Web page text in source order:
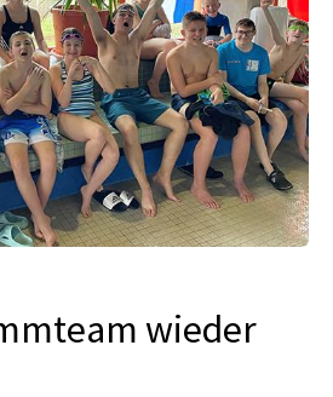
wieder